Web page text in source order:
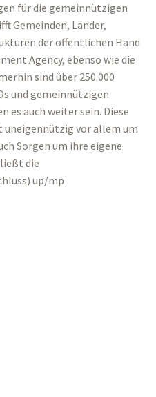
für die gemeinnützigen
Gemeinden, Länder,
der öffentlichen Hand
Agency, ebenso wie die
sind über 250.000
und gemeinnützigen
es auch weiter sein. Diese
uneigennützig vor allem um
Sorgen um ihre eigene
die
up/mp